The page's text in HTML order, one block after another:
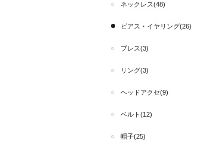
ネックレス(48)
ピアス・イヤリング(26)
ブレス(3)
リング(3)
ヘッドアクセ(9)
ベルト(12)
帽子(25)